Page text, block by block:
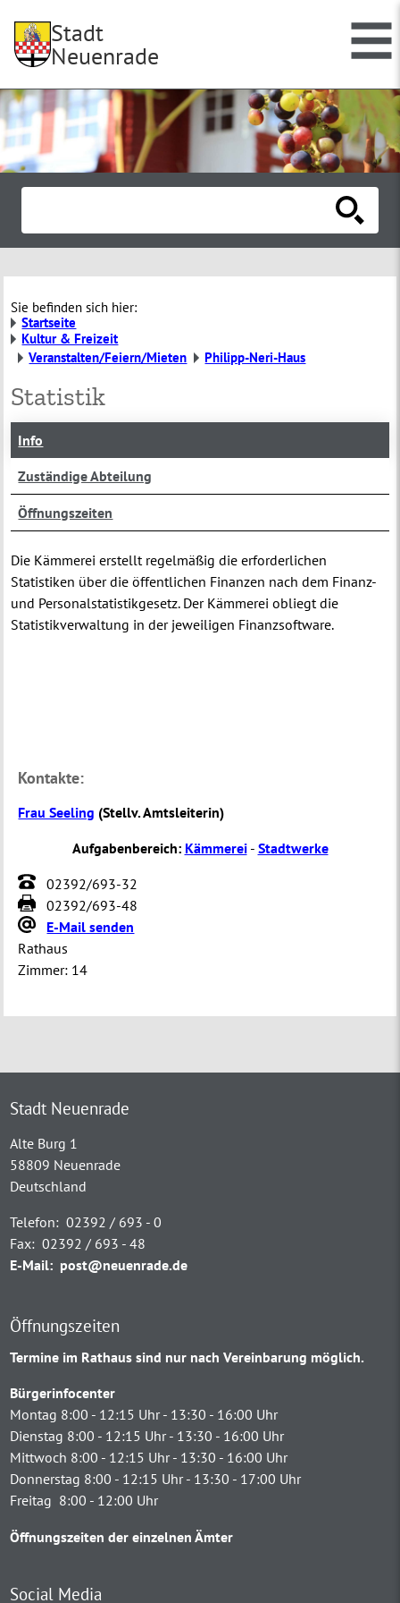
Stadt
Neuenrade
Sie befinden sich hier:
Startseite
Kultur & Freizeit
Veranstalten/Feiern/Mieten
Philipp-Neri-Haus
Statistik
Info
Zuständige Abteilung
Öffnungszeiten
Die Kämmerei erstellt regelmäßig die erforderlichen
Statistiken über die öffentlichen Finanzen nach dem Finanz-
und Personalstatistikgesetz. Der Kämmerei obliegt die
Statistikverwaltung in der jeweiligen Finanzsoftware.
Kontakte:
Frau Seeling (Stellv. Amtsleiterin)
Aufgabenbereich: Kämmerei- Stadtwerke
02392/693-32
02392/693-48
E-Mail senden
Rathaus
Zimmer: 14
Stadt Neuenrade
Alte Burg 1
58809 Neuenrade
Deutschland
Telefon: 02392 / 693 - 0
Fax: 02392 / 693 - 48
E-Mail: post@neuenrade.de
Öffnungszeiten
Termine im Rathaus sind nur nach Vereinbarung möglich.
Bürgerinfocenter
Montag 8:00 - 12:15 Uhr - 13:30 - 16:00 Uhr
Dienstag 8:00 - 12:15 Uhr - 13:30 - 16:00 Uhr
Mittwoch 8:00 - 12:15 Uhr - 13:30 - 16:00 Uhr
Donnerstag 8:00 - 12:15 Uhr - 13:30 - 17:00 Uhr
Freitag 8:00 - 12:00 Uhr
Öffnungszeiten der einzelnen Ämter
Social Media